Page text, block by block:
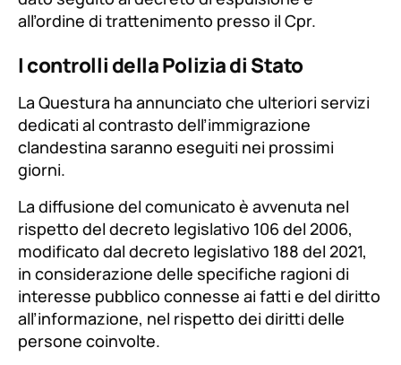
all’ordine di trattenimento presso il Cpr.
I controlli della Polizia di Stato
La Questura ha annunciato che ulteriori servizi
dedicati al contrasto dell’immigrazione
clandestina saranno eseguiti nei prossimi
giorni.
La diffusione del comunicato è avvenuta nel
rispetto del decreto legislativo 106 del 2006,
modificato dal decreto legislativo 188 del 2021,
in considerazione delle specifiche ragioni di
interesse pubblico connesse ai fatti e del diritto
all’informazione, nel rispetto dei diritti delle
persone coinvolte.